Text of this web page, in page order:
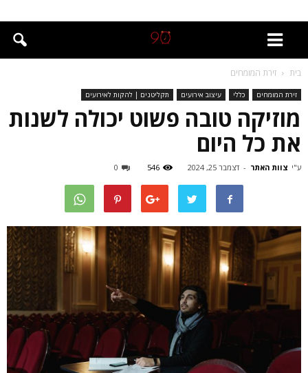
בית זירת המומחים
זירת המומחים כללי עיצוב אירועים תקליטנים | להקות לאירועים
מוזיקה טובה פשוט יכולה לשנות
את כל היום
ע"י צוות האתר - דצמבר 25, 2024 546
0